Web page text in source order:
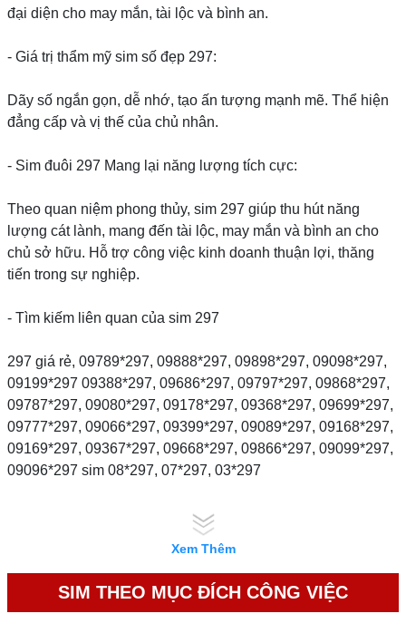
đại diện cho may mắn, tài lộc và bình an.
- Giá trị thẩm mỹ sim số đẹp 297:
Dãy số ngắn gọn, dễ nhớ, tạo ấn tượng mạnh mẽ. Thể hiện
đẳng cấp và vị thế của chủ nhân.
- Sim đuôi 297 Mang lại năng lượng tích cực:
Theo quan niệm phong thủy, sim 297 giúp thu hút năng
lượng cát lành, mang đến tài lộc, may mắn và bình an cho
chủ sở hữu. Hỗ trợ công việc kinh doanh thuận lợi, thăng
tiến trong sự nghiệp.
- Tìm kiếm liên quan của sim 297
297 giá rẻ, 09789*297, 09888*297, 09898*297, 09098*297,
09199*297 09388*297, 09686*297, 09797*297, 09868*297,
09787*297, 09080*297, 09178*297, 09368*297, 09699*297,
09777*297, 09066*297, 09399*297, 09089*297, 09168*297,
09169*297, 09367*297, 09668*297, 09866*297, 09099*297,
09096*297 sim 08*297, 07*297, 03*297
Xem Thêm
SIM THEO MỤC ĐÍCH CÔNG VIỆC